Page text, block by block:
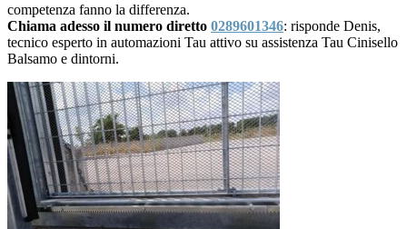
competenza fanno la differenza.
Chiama adesso il numero diretto 0289601346: risponde Denis,
tecnico esperto in automazioni Tau attivo su assistenza Tau Cinisello
Balsamo e dintorni.